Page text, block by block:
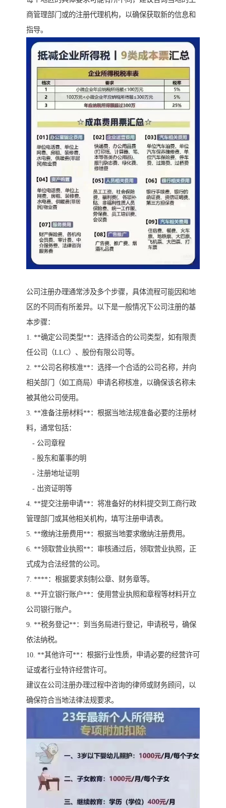
商管理部门或的注册代理机构，以确保获取新的信息和
指导。
公司注册办理通常涉及多个步骤，具体流程可能因和地
区的不同而有所差异。以下是一般情况下公司注册的基
本步骤：
1. **确定公司类型**：选择适合的公司类型，如有限责
任公司（LLC）、股份有限公司等。
2. **公司名称核准**：选择一个合适的公司名称，并向
相关部门（如工商局）申请名称核准，以确保该名称未
被其他公司使用。
3. **准备注册材料**：根据当地法规准备必要的注册材
料，通常包括：
- 公司章程
- 股东和董事的明
- 注册地址证明
- 出资证明等
4. **提交注册申请**：将准备好的材料提交到工商行政
管理部门或其他相关机构，填写注册申请表。
5. **缴纳注册费用**：根据当地要求缴纳注册费用。
6. **领取营业执照**：审核通过后，领取营业执照，正
式成为合法经营的公司。
7. ****：根据要求刻制公章、财务章等。
8. **开立银行账户**：使用营业执照和章程等材料开立
公司银行账户。
9. **税务登记**：到当务局进行登记，申请税号，确保
依法纳税。
10. **其他许可**：根据行业性质，申请必要的经营许可
证或者行业特许经营许可。
建议在公司注册办理过程中咨询的律师或财务顾问，以
确保符合当地法律法规要求。